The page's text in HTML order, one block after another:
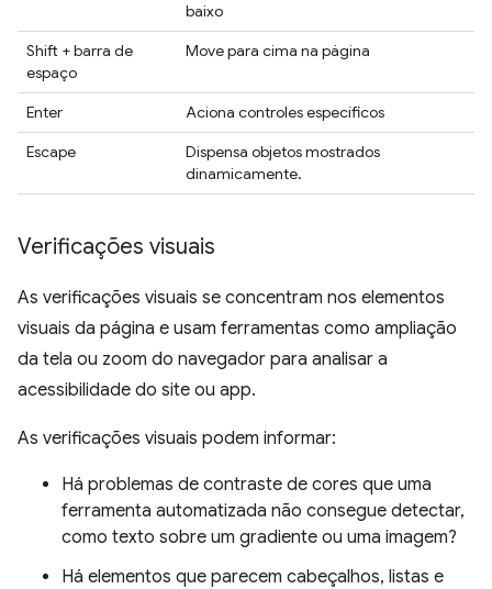
baixo
Shift + barra de
espaço
Move para cima na página
Enter
Aciona controles específicos
Escape
Dispensa objetos mostrados
dinamicamente.
Verificações visuais
As verificações visuais se concentram nos elementos
visuais da página e usam ferramentas como ampliação
da tela ou zoom do navegador para analisar a
acessibilidade do site ou app.
As verificações visuais podem informar:
Há problemas de contraste de cores que uma
ferramenta automatizada não consegue detectar,
como texto sobre um gradiente ou uma imagem?
Há elementos que parecem cabeçalhos, listas e